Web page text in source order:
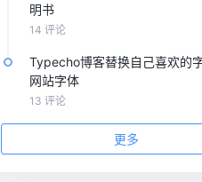
明书
14 评论
Typecho博客替换自己喜欢的
网站字体
13 评论
更多